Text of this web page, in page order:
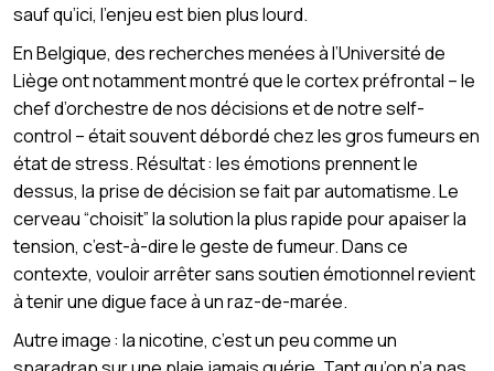
sauf qu’ici, l’enjeu est bien plus lourd.
En Belgique, des recherches menées à l’Université de
Liège ont notamment montré que le cortex préfrontal – le
chef d’orchestre de nos décisions et de notre self-
control – était souvent débordé chez les gros fumeurs en
état de stress. Résultat : les émotions prennent le
dessus, la prise de décision se fait par automatisme. Le
cerveau “choisit” la solution la plus rapide pour apaiser la
tension, c’est-à-dire le geste de fumeur. Dans ce
contexte, vouloir arrêter sans soutien émotionnel revient
à tenir une digue face à un raz-de-marée.
Autre image : la nicotine, c’est un peu comme un